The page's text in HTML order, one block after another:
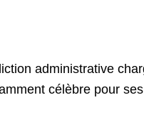
administrative
célèbre pour